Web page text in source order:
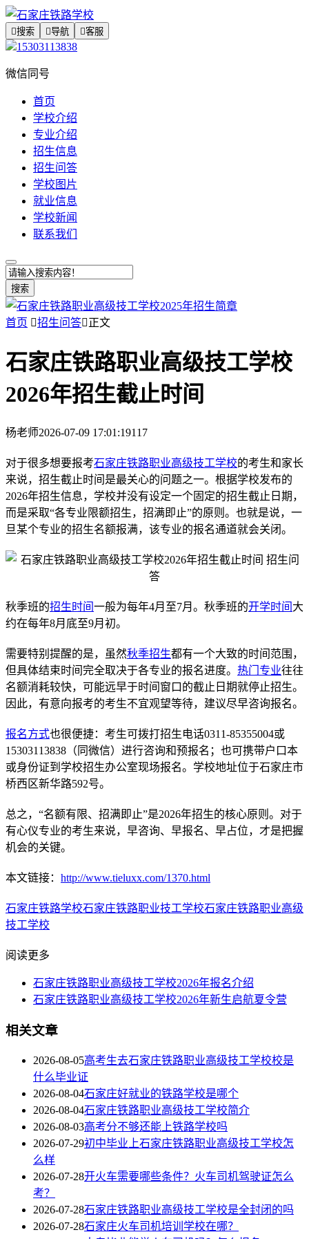
搜索 导航 客服
15303113838
微信同号
首页
学校介绍
专业介绍
招生信息
招生问答
学校图片
就业信息
学校新闻
联系我们
搜索
首页 招生问答正文
石家庄铁路职业高级技工学校
2026年招生截止时间
杨老师2026-07-09 17:01:19117
对于很多想要报考石家庄铁路职业高级技工学校的考生和家长
来说，招生截止时间是最关心的问题之一。根据学校发布的
2026年招生信息，学校并没有设定一个固定的招生截止日期，
而是采取“各专业限额招生，招满即止”的原则。也就是说，一
旦某个专业的招生名额报满，该专业的报名通道就会关闭。
秋季班的招生时间一般为每年4月至7月。秋季班的开学时间 大
约在每年8月底至9月初。
需要特别提醒的是，虽然秋季招生都有一个大致的时间范围，
但具体结束时间完全取决于各专业的报名进度。 热门专业往往
名额消耗较快，可能远早于时间窗口的截止日期就停止招生。
因此，有意向报考的考生不宜观望等待，建议尽早咨询报名。
报名方式也很便捷：考生可拨打招生电话0311-85355004或
15303113838（同微信）进行咨询和预报名；也可携带户口本
或身份证到学校招生办公室现场报名。学校地址位于石家庄市
桥西区新华路592号。
总之，“名额有限、招满即止”是2026年招生的核心原则。对于
有心仪专业的考生来说，早咨询、早报名、早占位，才是把握
机会的关键。
本文链接： http://www.tieluxx.com/1370.html
石家庄铁路学校石家庄铁路职业技工学校石家庄铁路职业高级
技工学校
阅读更多
石家庄铁路职业高级技工学校2026年报名介绍
石家庄铁路职业高级技工学校2026年新生启航夏令营
相关文章
2026-08-05高考生去石家庄铁路职业高级技工学校校是
什么毕业证
2026-08-04石家庄好就业的铁路学校是哪个
2026-08-04石家庄铁路职业高级技工学校简介
2026-08-03高考分不够还能上铁路学校吗
2026-07-29初中毕业上石家庄铁路职业高级技工学校怎
么样
2026-07-28开火车需要哪些条件？火车司机驾驶证怎么
考？
2026-07-28石家庄铁路职业高级技工学校是全封闭的吗
2026-07-28石家庄火车司机培训学校在哪？